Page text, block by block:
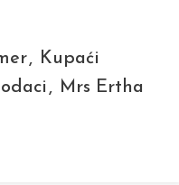
, Kupaći
, Mrs Ertha